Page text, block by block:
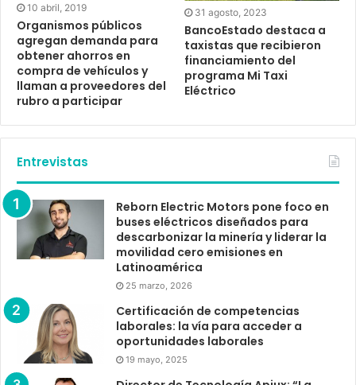
10 abril, 2019
Organismos públicos
agregan demanda para
obtener ahorros en
compra de vehículos y
llaman a proveedores del
rubro a participar
31 agosto, 2023
BancoEstado destaca a
taxistas que recibieron
financiamiento del
programa Mi Taxi
Eléctrico
Entrevistas
Reborn Electric Motors pone foco en
buses eléctricos diseñados para
descarbonizar la minería y liderar la
movilidad cero emisiones en
Latinoamérica
25 marzo, 2026
Certificación de competencias
laborales: la vía para acceder a
oportunidades laborales
19 mayo, 2025